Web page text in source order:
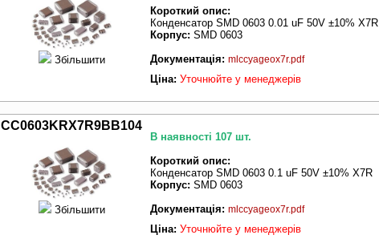
Збільшити
Короткий опис:
Конденсатор SMD 0603 0.01 uF 50V ±10% X7R
Корпус: SMD 0603
Документація: mlccyageox7r.pdf
Ціна: Уточнюйте у менеджерів
CC0603KRX7R9BB104
Збільшити
В наявності 107 шт.
Короткий опис:
Конденсатор SMD 0603 0.1 uF 50V ±10% X7R
Корпус: SMD 0603
Документація: mlccyageox7r.pdf
Ціна: Уточнюйте у менеджерів